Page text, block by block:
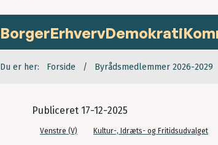
BorgerErhvervDemokrati
Du er her: Forside Byrådsmedlemmer 2026-2029
Publiceret 17-12-2025
Venstre (V) Kultur-, Idræts- og Fritidsudvalget